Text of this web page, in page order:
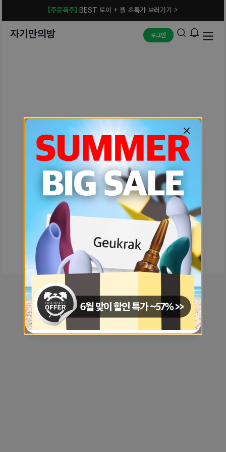
[주문폭주] BEST 토이 + 젤 초특가 보러가기 >
자기만의방 로그인
예상치 못한 에러입니다.